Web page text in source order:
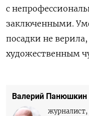
с
заключенными.
посадки не
художественным
Валерий Панюшкин
журналист,